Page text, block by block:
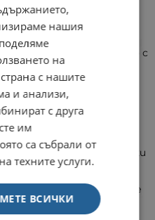
костенурки,
наред с други
за скелета.
Смесвайте ежедневно с
костенурки 2 капки,
капка, водни костенурки
опаковка. Да не
нашия
на
с нашите
и анализи,
с друга
им
са събрали от
техните услуги.
ВСИЧКИ